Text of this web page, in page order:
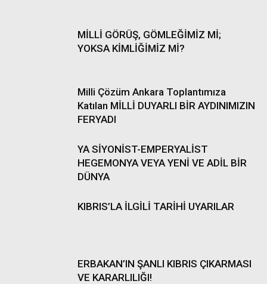
MİLLİ GÖRÜŞ, GÖMLEĞİMİZ Mİ;
YOKSA KİMLİĞİMİZ Mİ?
Milli Çözüm Ankara Toplantımıza
Katılan MİLLİ DUYARLI BİR AYDINIMIZIN
FERYADI
YA SİYONİST-EMPERYALİST
HEGEMONYA VEYA YENİ VE ADİL BİR
DÜNYA
KIBRIS’LA İLGİLİ TARİHİ UYARILAR
ERBAKAN’IN ŞANLI KIBRIS ÇIKARMASI
VE KARARLILIĞI!